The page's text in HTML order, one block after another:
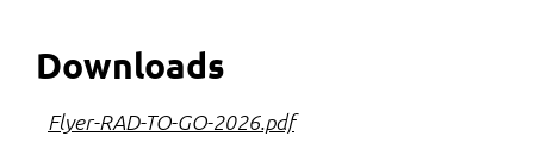
Downloads
Flyer-RAD-TO-GO-2026.pdf